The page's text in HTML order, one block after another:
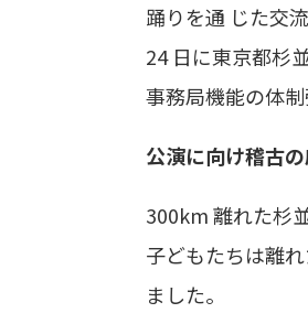
踊りを通 じた交
24 日に東京都杉
事務局機能の体
公演に向け稽古
300km 離れた杉
子どもたちは離
ました。